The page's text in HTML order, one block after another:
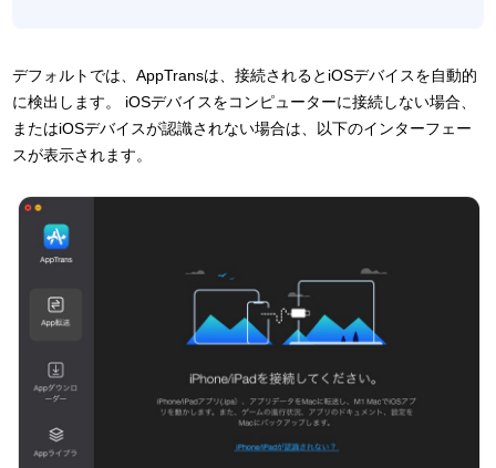
デフォルトでは、AppTransは、接続されるとiOSデバイスを自動的
に検出します。 iOSデバイスをコンピューターに接続しない場合、
またはiOSデバイスが認識されない場合は、以下のインターフェー
スが表示されます。